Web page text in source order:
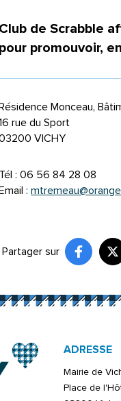
Club de Scrabble
pour promouvoir,
Monceau,
rue du Sport
VICHY
Tél : 06 56 84 28 08
:
Partager sur
ADRESSE
Mairie de
Place de